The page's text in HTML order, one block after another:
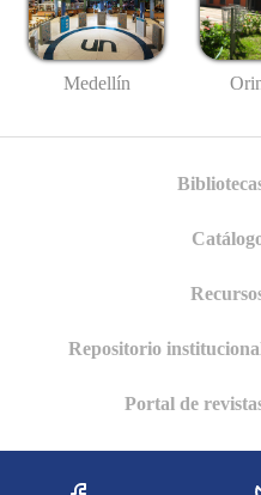
Medellín
Repositorio
Portal de